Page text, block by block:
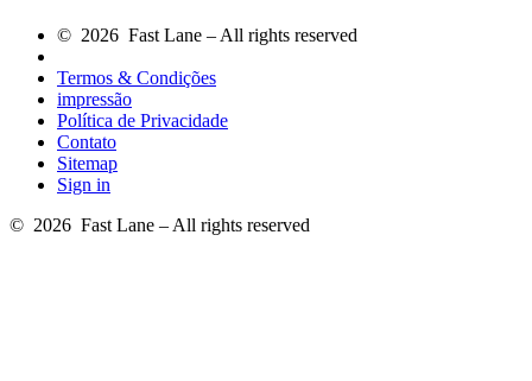
© 2026 Fast Lane – All rights reserved
Termos & Condições
impressão
Política de Privacidade
Contato
Sitemap
Sign in
© 2026 Fast Lane – All rights reserved